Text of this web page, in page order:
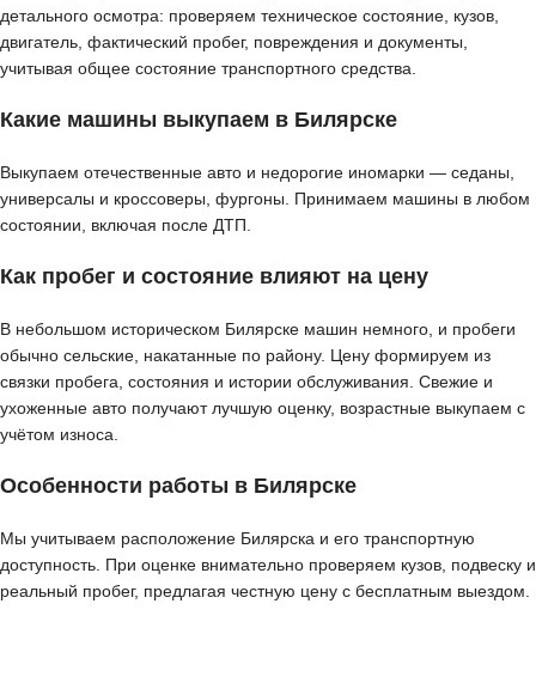
детального осмотра: проверяем техническое состояние, кузов,
двигатель, фактический пробег, повреждения и документы,
учитывая общее состояние транспортного средства.
Какие машины выкупаем в Билярске
Выкупаем отечественные авто и недорогие иномарки — седаны,
универсалы и кроссоверы, фургоны. Принимаем машины в любом
состоянии, включая после ДТП.
Как пробег и состояние влияют на цену
В небольшом историческом Билярске машин немного, и пробеги
обычно сельские, накатанные по району. Цену формируем из
связки пробега, состояния и истории обслуживания. Свежие и
ухоженные авто получают лучшую оценку, возрастные выкупаем с
учётом износа.
Особенности работы в Билярске
Мы учитываем расположение Билярска и его транспортную
доступность. При оценке внимательно проверяем кузов, подвеску и
реальный пробег, предлагая честную цену с бесплатным выездом.